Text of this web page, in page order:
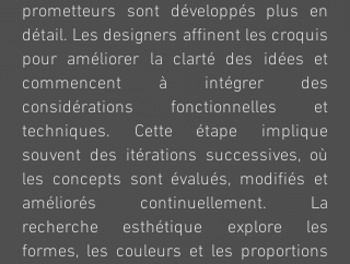
prometteurs sont développés plus en
détail. Les designers affinent les croquis
pour améliorer la clarté des idées et
commencent à intégrer des
considérations fonctionnelles et
techniques. Cette étape implique
souvent des itérations successives, où
les concepts sont évalués, modifiés et
améliorés continuellement. La
recherche esthétique explore les
formes, les couleurs et les proportions